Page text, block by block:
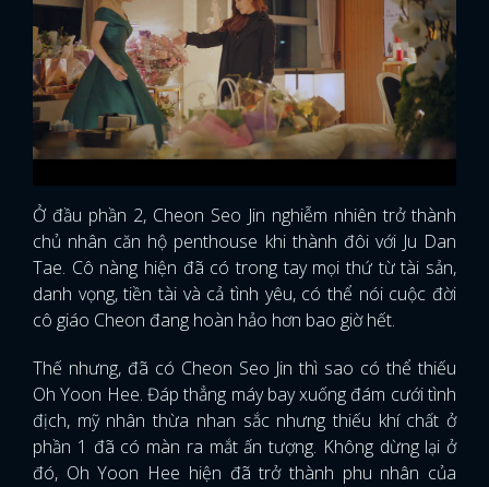
Ở đầu phần 2, Cheon Seo Jin nghiễm nhiên trở thành
chủ nhân căn hộ penthouse khi thành đôi với Ju Dan
Tae. Cô nàng hiện đã có trong tay mọi thứ từ tài sản,
danh vọng, tiền tài và cả tình yêu, có thể nói cuộc đời
cô giáo Cheon đang hoàn hảo hơn bao giờ hết.
Thế nhưng, đã có Cheon Seo Jin thì sao có thể thiếu
Oh Yoon Hee. Đáp thẳng máy bay xuống đám cưới tình
địch, mỹ nhân thừa nhan sắc nhưng thiếu khí chất ở
phần 1 đã có màn ra mắt ấn tượng. Không dừng lại ở
đó, Oh Yoon Hee hiện đã trở thành phu nhân của